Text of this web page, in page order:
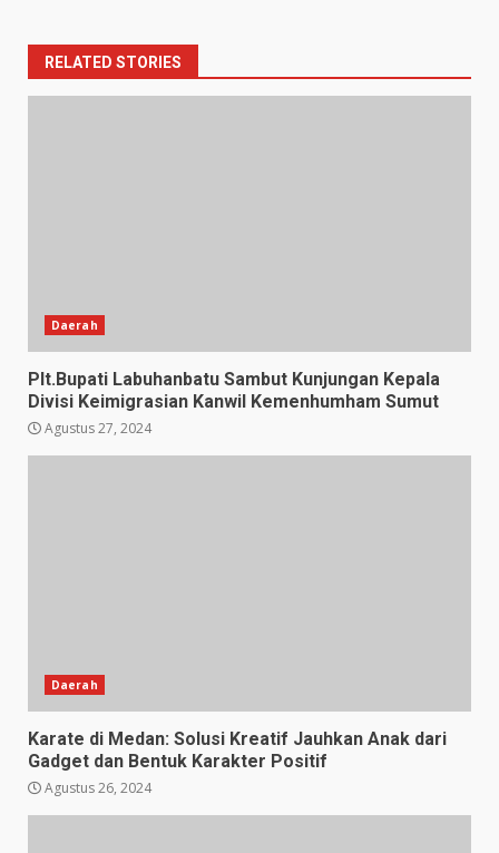
RELATED STORIES
Daerah
Plt.Bupati Labuhanbatu Sambut Kunjungan Kepala
Divisi Keimigrasian Kanwil Kemenhumham Sumut
Agustus 27, 2024
Daerah
Karate di Medan: Solusi Kreatif Jauhkan Anak dari
Gadget dan Bentuk Karakter Positif
Agustus 26, 2024